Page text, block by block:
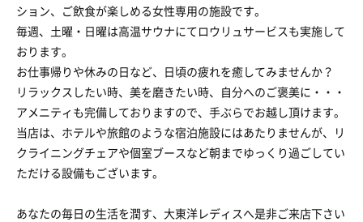
ション、ご飲食が楽しめる女性専用の施設です。
毎週、土曜・日曜は高温サウナにてロウリュサービスも実施して
おります。
お仕事帰りや休みの日など、日頃の疲れを癒してみませんか？
リラックスしたい時、美を磨きたい時、自分へのご褒美に・・・
アメニティも完備しておりますので、手ぶらでお越し頂けます。
当店は、ホテルや旅館のような宿泊施設にはあたりませんが、リ
クライニングチェアや個室ブースなど朝までゆっくり過ごしてい
ただける設備もございます。
あなたの毎日の生活を潤す、大東洋レディスへ是非ご来店下さい